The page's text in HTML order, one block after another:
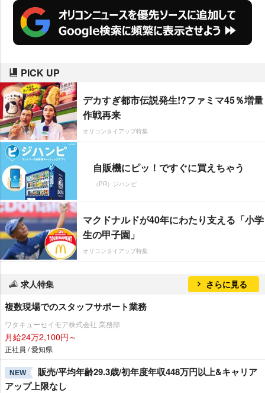
PICK UP
デカすぎ都市伝説発生!?ファミマ45％増量
作戦再来
オリコンタイアップ特集
自販機にピッ！ですぐに買えちゃう
（PR）ジハンピ
マクドナルドが40年にわたり支える「小学
生の甲子園」
オリコンタイアップ特集
求人特集 さらに見る
複数現場でのスタッフサポート業務
ワタキューセイモア株式会社 業務部
月給24万2,100円～
正社員 / 愛知県
NEW
販売/平均年齢29.3歳/初年度年収448万円以上&キャリア
アップ上限なし